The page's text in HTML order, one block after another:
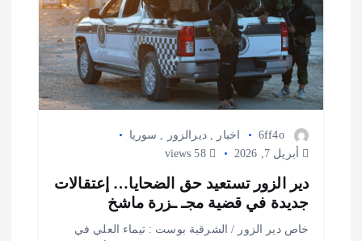
6ff4o اخبار ,ديرالزور
سوريا
أبريل 7, 2026
58 views
دير الزور تستعيد حق الضحايا… إعتقالات
جديدة في قضية مجـ ـزرة ماشخ
خاص دير الزور / الشرقية بوست : تيماء العلي في